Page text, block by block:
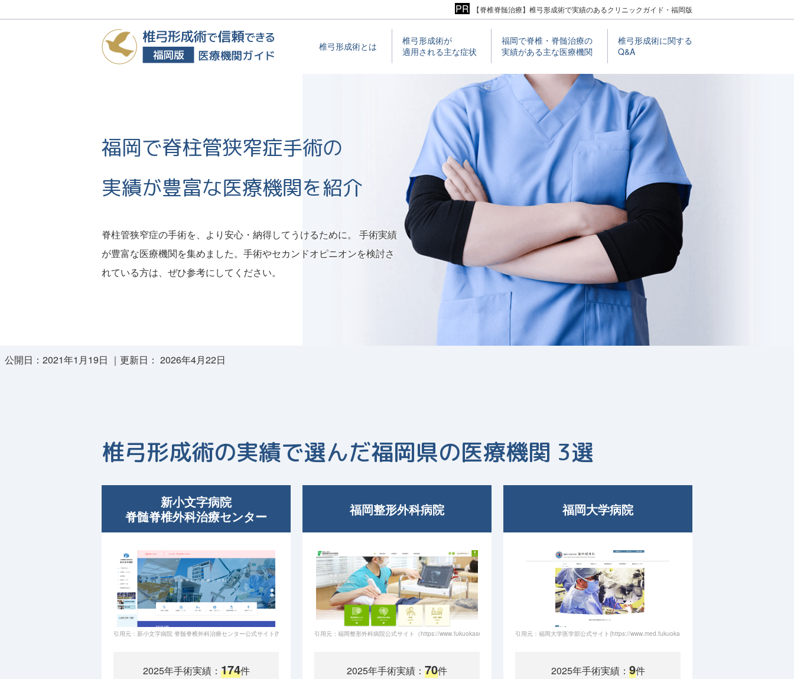
【脊椎脊髄治療】椎弓形成術で実績のあるクリニックガイド・福岡版
椎⼸形成術とは
椎⼸形成術が
適⽤される主な症状
福岡で脊椎・脊髄治療の
実績がある主な医療機関
椎⼸形成術に関する
Q&A
福岡で脊柱管狭窄症手術の
実績が豊富な医療機関を紹介
脊柱管狭窄症の手術を、より安心・納得してうけるために。 手術実績
が豊富な医療機関を集めました。手術やセカンドオピニオンを検討さ
れている方は、ぜひ参考にしてください。
公開日： 2021年1月19日 ｜更新日： 2026年4月22日
椎弓形成術の実績で選んだ福岡県の医療機関 3選
新小文字病院
脊髄脊椎外科治療センター
引用元：新小文字病院 脊髄脊椎外科治療センター公式サイト(https://www.shinkomonji-hp.jp/)
2025年手術実績： 174件
福岡整形外科病院
引用元：福岡整形外科病院公式サイト（https://www.fukuokaseikei.com/）
2025年手術実績： 70件
福岡大学病院
引用元：福岡大学医学部公式サイト(https://www.med.fukuoka-u.ac.jp/neurosur/index.html)
2025年手術実績： 9件